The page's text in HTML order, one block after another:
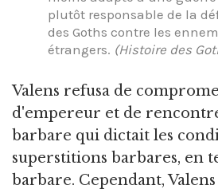
plutôt responsable de la
des Goths contre les
étrangers. (Histoire des
Valens refusa de
d'empereur et de
barbare qui dictait les
superstitions barbares, en
barbare. Cependant,